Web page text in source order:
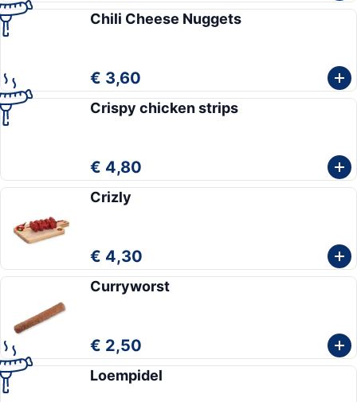
Chili Cheese Nuggets
€ 3,60
Crispy chicken strips
€ 4,80
Crizly
€ 4,30
Curryworst
€ 2,50
Loempidel